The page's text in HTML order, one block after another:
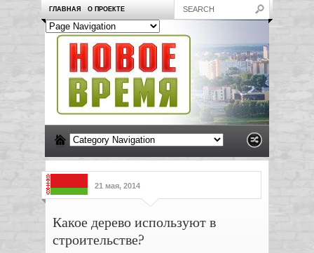
ГЛАВНАЯ О ПРОЕКТЕ
21 мая, 2014
Какое дерево используют в
строительстве?